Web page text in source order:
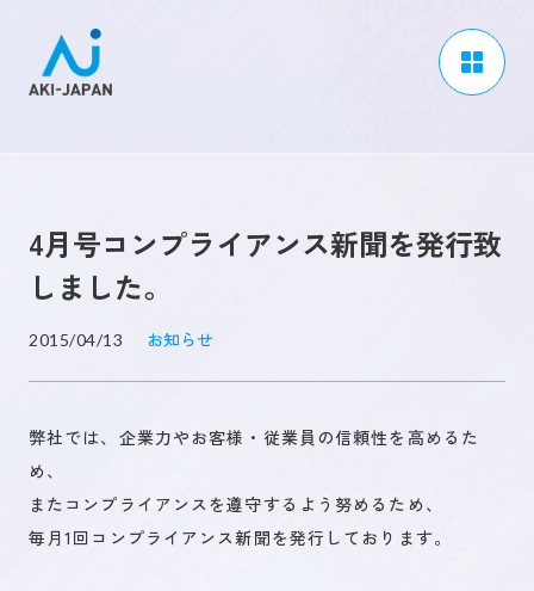
CSR / ダイバーシティ
採用情報
ブログ
4月号コンプライアンス新聞を発行致
しました。
2015/04/13 お知らせ
弊社では、企業力やお客様・従業員の信頼性を高めるた
め、
またコンプライアンスを遵守するよう努めるため、
毎月1回コンプライアンス新聞を発行しております。